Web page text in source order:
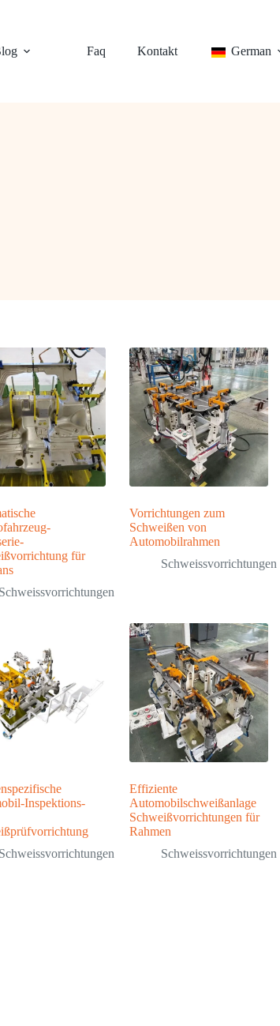
Faq Kontakt German
für
Schweissvorrichtungen
Vorrichtungen zum
Schweißen von
Automobilrahmen
Schweissvorrichtungen
Inspektions-
Schweissvorrichtungen
Effiziente
Automobilschweißanlage
Schweißvorrichtungen für
Rahmen
Schweissvorrichtungen